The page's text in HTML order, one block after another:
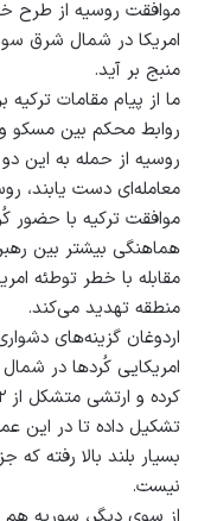
موافقت روسیه از طرح
امریکا در شمال شرق
منبج بر آید.
ما از پیام مقامات
روابط محکم بین مسکو
روسیه از حمله به این
معامله‌ای دست یابند،
موافقت ترکیه با حضور
هماهنگی بیشتر بین
مقابله با خطر توطئه
منطقه تهدید می‌کند.
اردوغان گزینه‌های
امریکایی کُردها در
تشکیل داده تا در این
بسیار بلند بالا رفته
نیست.